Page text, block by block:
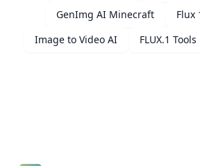
GenImg AI Minecraft
Flux
Image to Video AI
FLUX.1 Tools